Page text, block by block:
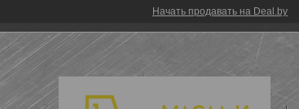
Начать продавать на Deal.by